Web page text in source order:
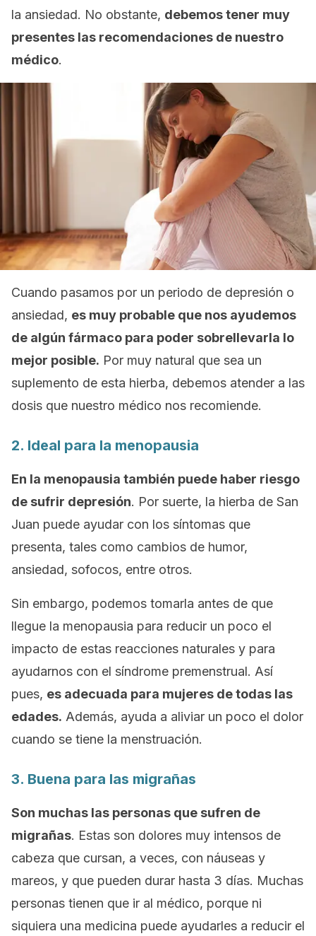
la ansiedad. No obstante, debemos tener muy
presentes las recomendaciones de nuestro
médico.
Cuando pasamos por un periodo de depresión o
ansiedad, es muy probable que nos ayudemos
de algún fármaco para poder sobrellevarla lo
mejor posible. Por muy natural que sea un
suplemento de esta hierba, debemos atender a las
dosis que nuestro médico nos recomiende.
2. Ideal para la menopausia
En la menopausia también puede haber riesgo
de sufrir depresión. Por suerte, la hierba de San
Juan puede ayudar con los síntomas que
presenta, tales como cambios de humor,
ansiedad, sofocos, entre otros.
Sin embargo, podemos tomarla antes de que
llegue la menopausia para reducir un poco el
impacto de estas reacciones naturales y para
ayudarnos con el síndrome premenstrual. Así
pues, es adecuada para mujeres de todas las
edades. Además, ayuda a aliviar un poco el dolor
cuando se tiene la menstruación.
3. Buena para las migrañas
Son muchas las personas que sufren de
migrañas. Estas son dolores muy intensos de
cabeza que cursan, a veces, con náuseas y
mareos, y que pueden durar hasta 3 días. Muchas
personas tienen que ir al médico, porque ni
siquiera una medicina puede ayudarles a reducir el